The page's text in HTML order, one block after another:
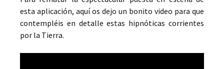
esta aplicación, aquí os dejo un bonito video para que
contempléis en detalle estas hipnóticas corrientes
por la Tierra.